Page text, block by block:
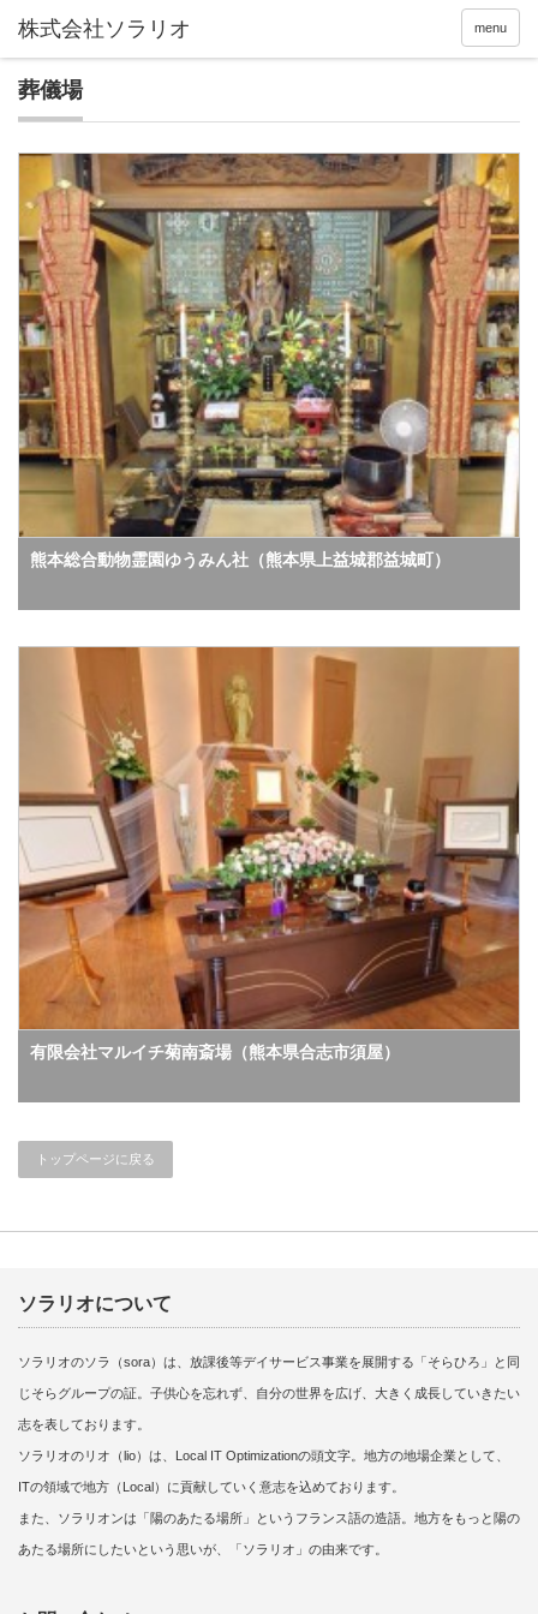
menu
葬儀場
熊本総合動物霊園ゆうみん社（熊本県上益城郡益城町）
有限会社マルイチ菊南斎場（熊本県合志市須屋）
トップページに戻る
ソラリオについて
ソラリオのソラ（sora）は、放課後等デイサービス事業を展開する「そらひろ」と同
じそらグループの証。子供心を忘れず、自分の世界を広げ、大きく成長していきたい
志を表しております。
ソラリオのリオ（lio）は、Local IT Optimizationの頭文字。地方の地場企業として、
ITの領域で地方（Local）に貢献していく意志を込めております。
また、ソラリオンは「陽のあたる場所」というフランス語の造語。地方をもっと陽の
あたる場所にしたいという思いが、「ソラリオ」の由来です。